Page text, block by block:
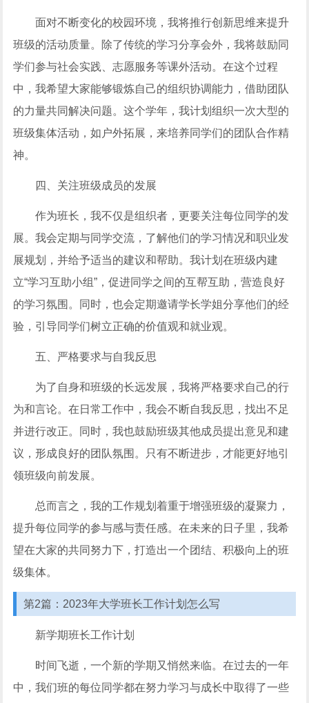
面对不断变化的校园环境，我将推行创新思维来提升
班级的活动质量。除了传统的学习分享会外，我将鼓励同
学们参与社会实践、志愿服务等课外活动。在这个过程
中，我希望大家能够锻炼自己的组织协调能力，借助团队
的力量共同解决问题。这个学年，我计划组织一次大型的
班级集体活动，如户外拓展，来培养同学们的团队合作精
神。
四、关注班级成员的发展
作为班长，我不仅是组织者，更要关注每位同学的发
展。我会定期与同学交流，了解他们的学习情况和职业发
展规划，并给予适当的建议和帮助。我计划在班级内建
立“学习互助小组”，促进同学之间的互帮互助，营造良好
的学习氛围。同时，也会定期邀请学长学姐分享他们的经
验，引导同学们树立正确的价值观和就业观。
五、严格要求与自我反思
为了自身和班级的长远发展，我将严格要求自己的行
为和言论。在日常工作中，我会不断自我反思，找出不足
并进行改正。同时，我也鼓励班级其他成员提出意见和建
议，形成良好的团队氛围。只有不断进步，才能更好地引
领班级向前发展。
总而言之，我的工作规划着重于增强班级的凝聚力，
提升每位同学的参与感与责任感。在未来的日子里，我希
望在大家的共同努力下，打造出一个团结、积极向上的班
级集体。
第2篇：2023年大学班长工作计划怎么写
新学期班长工作计划
时间飞逝，一个新的学期又悄然来临。在过去的一年
中，我们班的每位同学都在努力学习与成长中取得了一些